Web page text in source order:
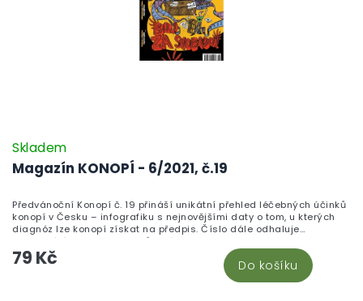
Magazín KONOPÍ - 6/2021, č.19
Skladem
79 Kč Do košíku
Předvánoční Konopí č. 19 přináší unikátní přehled léčebných účinků
konopí v Česku – infografiku s nejnovějšími daty o tom, u kterých
diagnóz lze konopí získat na předpis. Číslo dále odhaluje
fascinující historii CBD odrůd, představuje farmaceuticky
podloženou výrobu tinktury zvané Zelený drak a otevírá druhý díl
kauzy boje za svobodu projevu sledující případ magazínu
Legalizace. Endokanabinoložka Kristina Ranná vysvětluje, proč je